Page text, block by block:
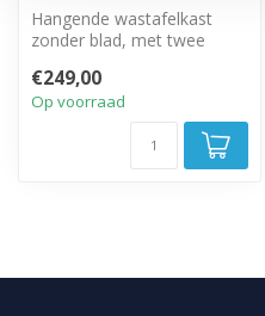
Hangende wastafelkast
zonder blad, met twee
€249,00
Op voorraad